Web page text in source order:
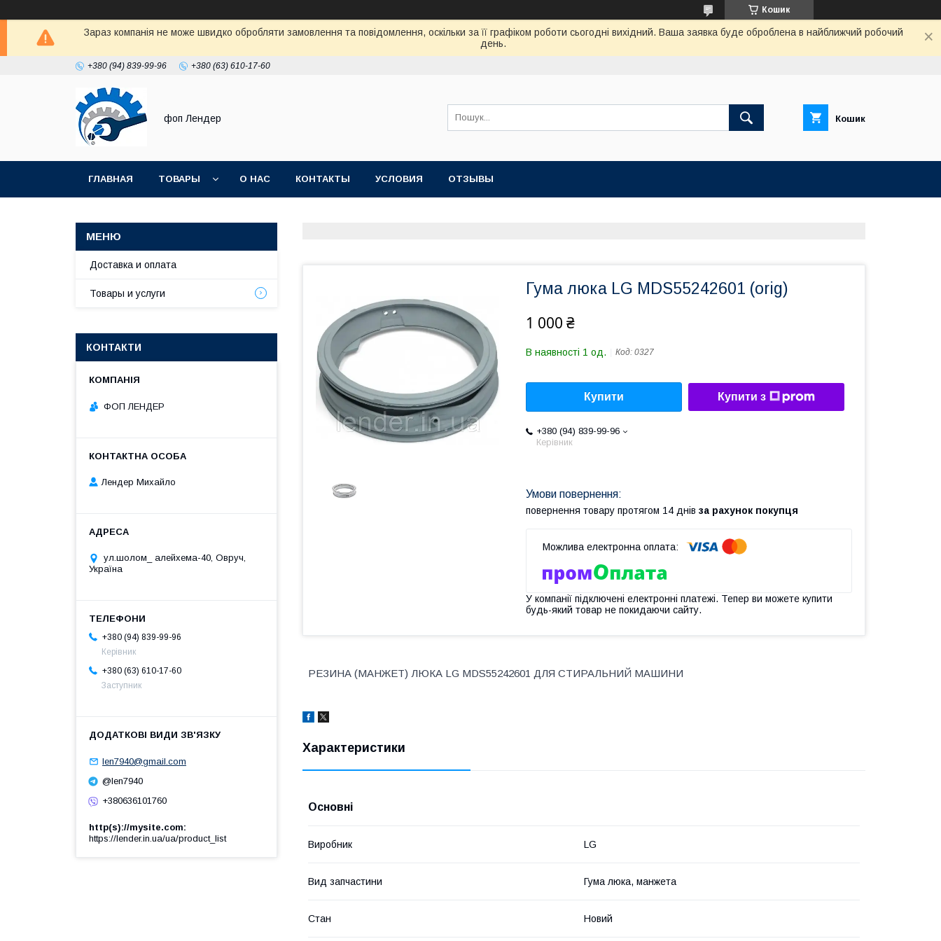
Кошик
Зараз компанія не може швидко обробляти замовлення та повідомлення, оскільки за її графіком роботи сьогодні вихідний. Ваша заявка буде оброблена в найближчий робочий
день.
+380 (94) 839-99-96 +380 (63) 610-17-60
фоп Лендер Кошик
ГЛАВНАЯ ТОВАРЫ О НАС КОНТАКТЫ УСЛОВИЯ ОТЗЫВЫ
Гума люка LG MDS55242601 (orig)
1 000 ₴
В наявності 1 од. Код: 0327
Купити Купити з
+380 (94) 839-99-96
Керівник
повернення товару протягом 14 днів за рахунок покупця
У компанії підключені електронні платежі. Тепер ви можете купити
будь-який товар не покидаючи сайту.
РЕЗИНА (МАНЖЕТ) ЛЮКА LG MDS55242601 ДЛЯ СТИРАЛЬНИЙ МАШИНИ
Характеристики
Основні
Виробник LG
Вид запчастини Гума люка, манжета
Стан Новий
Доставка и оплата
Товары и услуги
КОНТАКТИ
ФОП ЛЕНДЕР
Лендер Михайло
ул.шолом_ алейхема-40, Овруч,
Україна
+380 (94) 839-99-96
Керівник
+380 (63) 610-17-60
Заступник
len7940@gmail.com
@len7940
+380636101760
http(s)://mysite.com
https://lender.in.ua/ua/product_list